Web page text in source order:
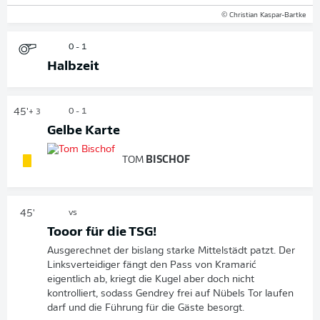
© Christian Kaspar-Bartke
0 - 1
Halbzeit
45'+ 3 0 - 1
Gelbe Karte
TOM BISCHOF
45' vs
Tooor für die TSG!
Ausgerechnet der bislang starke Mittelstädt patzt. Der
Linksverteidiger fängt den Pass von Kramarić
eigentlich ab, kriegt die Kugel aber doch nicht
kontrolliert, sodass Gendrey frei auf Nübels Tor laufen
darf und die Führung für die Gäste besorgt.